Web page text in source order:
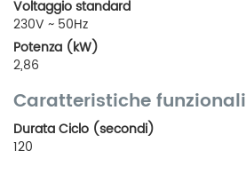
Voltaggio standard
230V ~ 50Hz
Potenza (kW)
2,86
Caratteristiche funzionali
Durata Ciclo (secondi)
120